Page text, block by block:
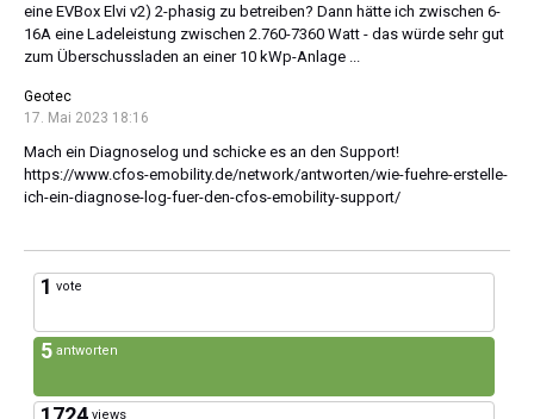
eine EVBox Elvi v2) 2-phasig zu betreiben? Dann hätte ich zwischen 6-
16A eine Ladeleistung zwischen 2.760-7360 Watt - das würde sehr gut
zum Überschussladen an einer 10 kWp-Anlage ...
Geotec
17. Mai 2023 18:16
Mach ein Diagnoselog und schicke es an den Support!
https://www.cfos-emobility.de/network/antworten/wie-fuehre-erstelle-
ich-ein-diagnose-log-fuer-den-cfos-emobility-support/
1 vote
5 antworten
views